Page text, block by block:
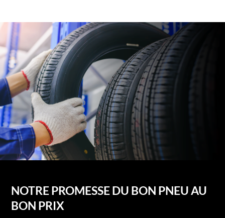
NOTRE PROMESSE DU BON PNEU AU
BON PRIX